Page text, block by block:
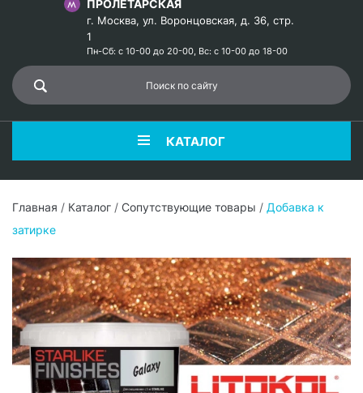
ПРОЛЕТАРСКАЯ
г. Москва, ул. Воронцовская, д. 36, стр.
1
Пн-Сб: с 10-00 до 20-00, Вс: с 10-00 до 18-00
КАТАЛОГ
Главная / Каталог / Сопутствующие товары / Добавка к
затирке